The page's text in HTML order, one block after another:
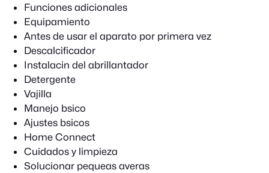
Funciones adicionales
Equipamiento
Antes de usar el aparato por primera vez
Descalcificador
Instalacin del abrillantador
Detergente
Vajilla
Manejo bsico
Ajustes bsicos
Home Connect
Cuidados y limpieza
Solucionar pequeas averas